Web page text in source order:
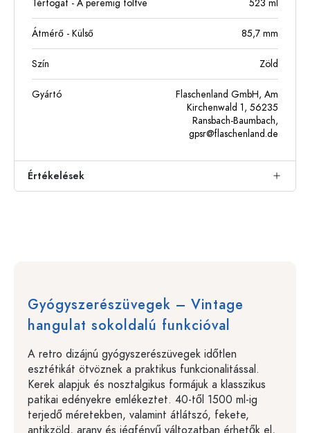
Térfogat - A peremig töltve 523 ml
Átmérő - Külső 85,7 mm
Szín Zöld
Gyártó
Flaschenland GmbH, Am
Kirchenwald 1, 56235
Ransbach-Baumbach,
gpsr@flaschenland.de
Értékelések
Gyógyszerészüvegek – Vintage
hangulat sokoldalú funkcióval
A retro dizájnú gyógyszerészüvegek időtlen
esztétikát ötvöznek a praktikus funkcionalitással.
Kerek alapjuk és nosztalgikus formájuk a klasszikus
patikai edényekre emlékeztet. 40-től 1500 ml-ig
terjedő méretekben, valamint átlátszó, fekete,
antikzöld, arany és jégfényű változatban érhetők el,